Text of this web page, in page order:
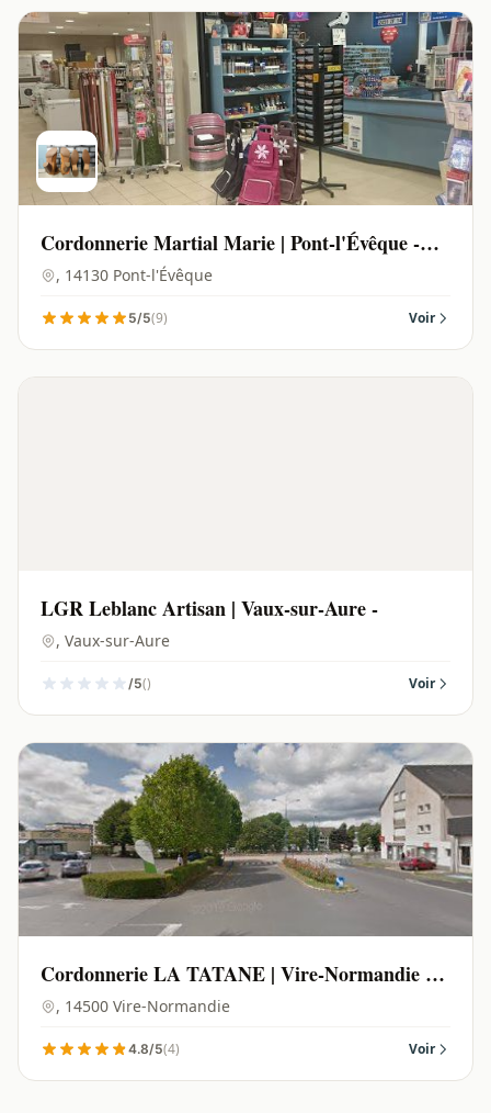
Cordonnerie Martial Marie | Pont-l'Évêque -
14130
, 14130 Pont-l'Évêque
5/5(9) Voir
LGR Leblanc Artisan | Vaux-sur-Aure -
, Vaux-sur-Aure
/5() Voir
Cordonnerie LA TATANE | Vire-Normandie -
14500
, 14500 Vire-Normandie
4.8/5(4) Voir